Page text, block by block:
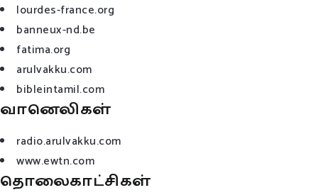
lourdes-france.org
banneux-nd.be
fatima.org
arulvakku.com
bibleintamil.com
வானெலிகள்
radio.arulvakku.com
www.ewtn.com
தொலைகாட்சிகள்